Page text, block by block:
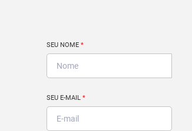
SEU NOME *
SEU E-MAIL *